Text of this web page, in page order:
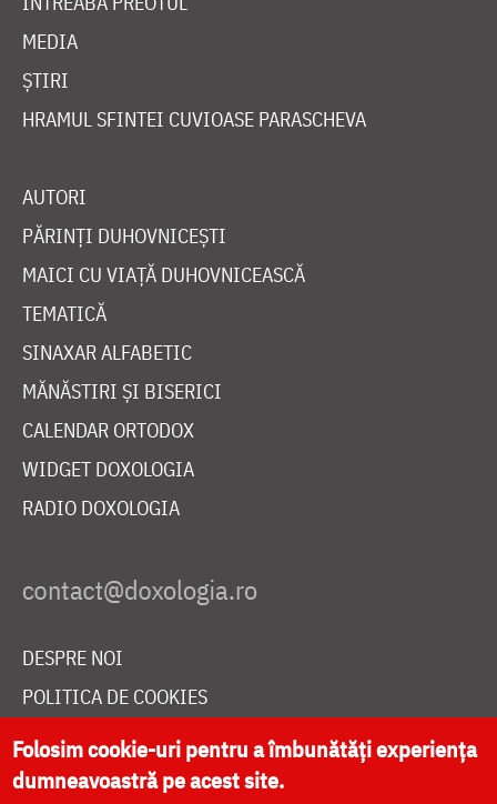
MEDIA
ȘTIRI
HRAMUL SFINTEI CUVIOASE PARASCHEVA
AUTORI
PĂRINȚI DUHOVNICEȘTI
MAICI CU VIAȚĂ DUHOVNICEASCĂ
TEMATICĂ
SINAXAR ALFABETIC
MĂNĂSTIRI ȘI BISERICI
CALENDAR ORTODOX
WIDGET DOXOLOGIA
RADIO DOXOLOGIA
DESPRE NOI
POLITICA DE COOKIES
DONEAZĂ ONLINE PENTRU CATEDRALA NAȚIONALĂ
Folosim cookie-uri pentru a îmbunătăți experiența
dumneavoastră pe acest site.